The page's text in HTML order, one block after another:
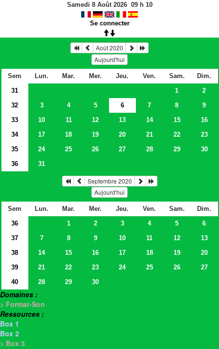
Samedi 8 Août 2026 09h 10
Se connecter
Août 2020
Aujourd'hui
Sem Lun. Mar. Mer. Jeu. Ven. Sam.
Dim.
31
1
2
32
3 4 5 6 7 8
9
33
10 11 12 13 14 15
16
34
17 18 19 20 21 22
23
35
24 25 26 27 28 29
30
36
31
Septembre 2020
Aujourd'hui
Sem Lun. Mar. Mer. Jeu. Ven. Sam.
Dim.
36
1 2 3 4 5
6
37
7 8 9 10 11 12
13
38
14 15 16 17 18 19
20
39
21 22 23 24 25 26
27
40
28 29 30
Domaines :
> Format-Son
Ressources :
Box 1
Box 2
> Box 3